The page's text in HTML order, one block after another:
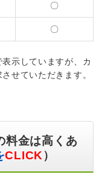
〇
〇
示していますが、カ
せていただきます。
料金は高くあ
CLICK ）